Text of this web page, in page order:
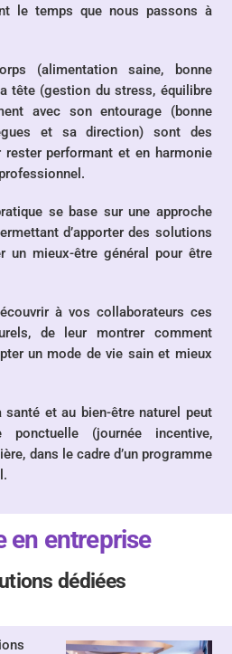
le temps que nous passons à
(alimentation saine, bonne
tête (gestion du stress, équilibre
avec son entourage (bonne
et sa direction) sont des
rester performant et en harmonie
se base sur une approche
d’apporter des solutions
un mieux-être général pour être
à vos collaborateurs ces
de leur montrer comment
un mode de vie sain et mieux
et au bien-être naturel peut
ponctuelle(journée incentive,
dans le cadre d’un programme
en entreprise
dédiées